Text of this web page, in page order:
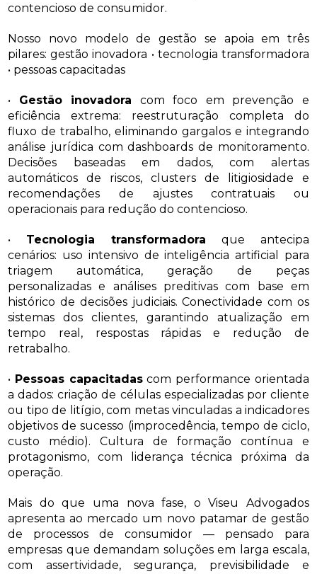
contencioso de consumidor.
Nosso novo modelo de gestão se apoia em três
pilares: gestão inovadora • tecnologia transformadora
• pessoas capacitadas
• Gestão inovadora com foco em prevenção e
eficiência extrema: reestruturação completa do
fluxo de trabalho, eliminando gargalos e integrando
análise jurídica com dashboards de monitoramento.
Decisões baseadas em dados, com alertas
automáticos de riscos, clusters de litigiosidade e
recomendações de ajustes contratuais ou
operacionais para redução do contencioso.
• Tecnologia transformadora que antecipa
cenários: uso intensivo de inteligência artificial para
triagem automática, geração de peças
personalizadas e análises preditivas com base em
histórico de decisões judiciais. Conectividade com os
sistemas dos clientes, garantindo atualização em
tempo real, respostas rápidas e redução de
retrabalho.
• Pessoas capacitadascom performance orientada
a dados: criação de células especializadas por cliente
ou tipo de litígio, com metas vinculadas a indicadores
objetivos de sucesso (improcedência, tempo de ciclo,
custo médio). Cultura de formação contínua e
protagonismo, com liderança técnica próxima da
operação.
Mais do que uma nova fase, o Viseu Advogados
apresenta ao mercado um novo patamar de gestão
de processos de consumidor — pensado para
empresas que demandam soluções em larga escala,
com assertividade, segurança, previsibilidade e